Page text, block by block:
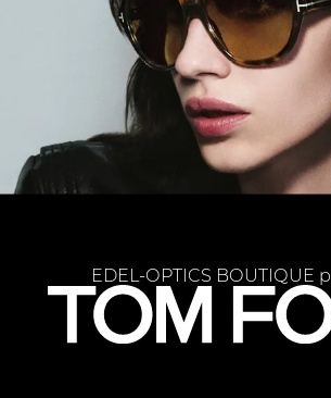
EDEL-OPTICS BOUTIQUE